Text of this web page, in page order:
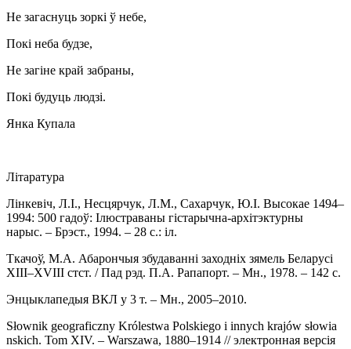
Не загаснуць зоркі ў небе,
Покі неба будзе,
Не загіне край забраны,
Покі будуць людзі.
Янка Купала
Літаратура
Лінкевіч, Л.І., Несцярчук, Л.М., Сахарчук, Ю.І. Высокае 1494–
1994: 500 гадоў: Ілюстраваны гістарычна-архітэктурны
нарыс. – Брэст., 1994. – 28 с.: іл.
Ткачоў, М.А. Абарончыя збудаванні заходніх зямель Беларусі
XIII–XVIII стст. / Пад рэд. П.А. Рапапорт. – Мн., 1978. – 142 с.
Энцыклапедыя ВКЛ у 3 т. – Мн., 2005–2010.
Słownik geograficzny Królestwa Polskiego i innych krajów słowia
nskich. Tom XIV. – Warszawa, 1880–1914 // электронная версія